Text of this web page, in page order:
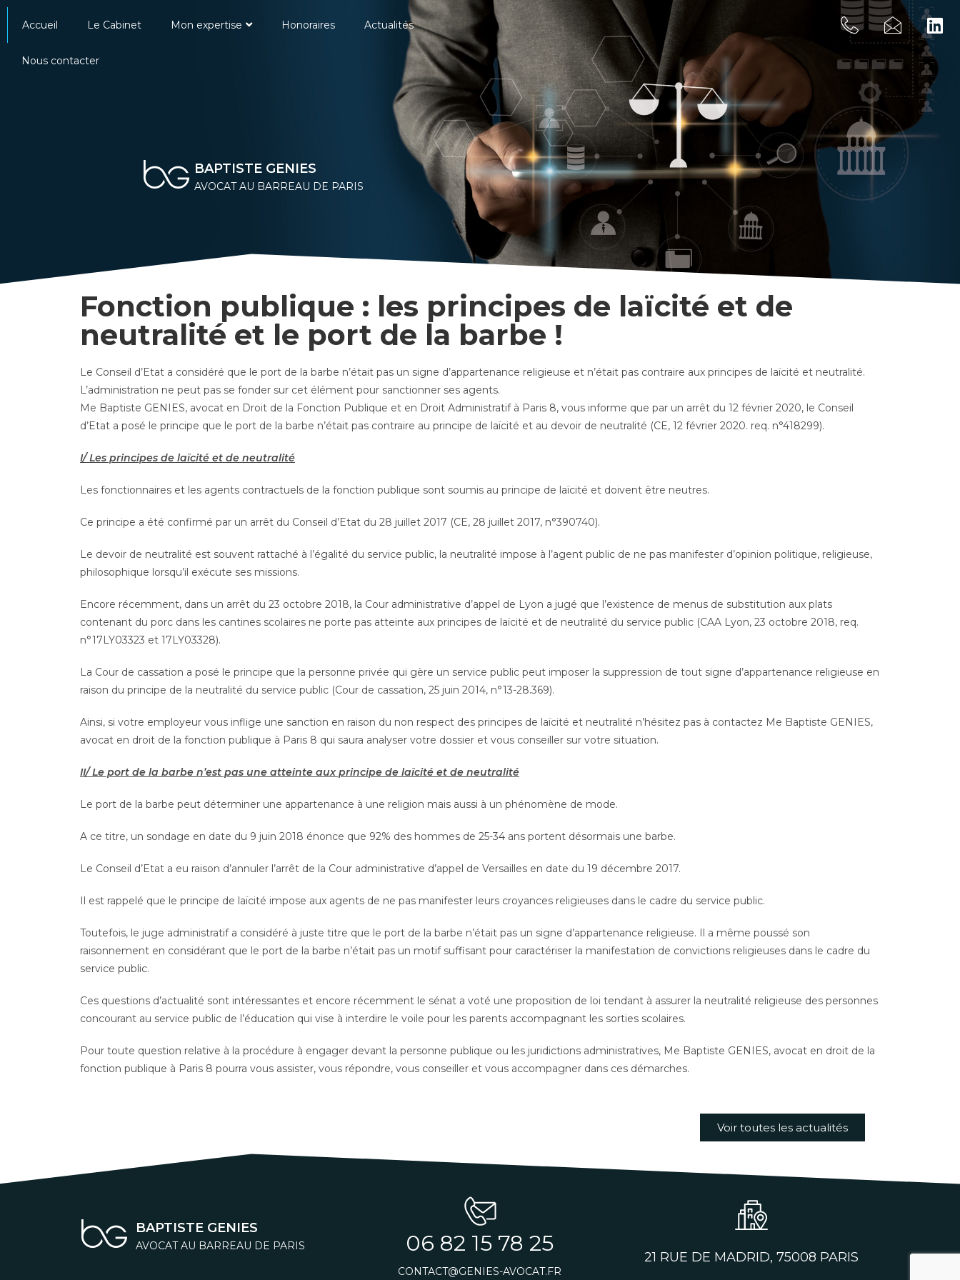
Accueil Le Cabinet Mon expertise Honoraires Actualités
Nous contacter
BAPTISTE GENIES
AVOCAT AU BARREAU DE PARIS
Fonction publique : les principes de laïcité et de
neutralité et le port de la barbe !
Le Conseil d’Etat a considéré que le port de la barbe n’était pas un signe d’appartenance religieuse et n’était pas contraire aux principes de laïcité et neutralité.
L’administration ne peut pas se fonder sur cet élément pour sanctionner ses agents.
Me Baptiste GENIES, avocat en Droit de la Fonction Publique et en Droit Administratif à Paris 8, vous informe que par un arrêt du 12 février 2020, le Conseil
d’Etat a posé le principe que le port de la barbe n’était pas contraire au principe de laïcité et au devoir de neutralité (CE, 12 février 2020. req. n°418299).
I/ Les principes de laïcité et de neutralité
Les fonctionnaires et les agents contractuels de la fonction publique sont soumis au principe de laïcité et doivent être neutres.
Ce principe a été confirmé par un arrêt du Conseil d’Etat du 28 juillet 2017 (CE, 28 juillet 2017, n°390740).
Le devoir de neutralité est souvent rattaché à l’égalité du service public, la neutralité impose à l’agent public de ne pas manifester d’opinion politique, religieuse,
philosophique lorsqu’il exécute ses missions.
Encore récemment, dans un arrêt du 23 octobre 2018, la Cour administrative d’appel de Lyon a jugé que l’existence de menus de substitution aux plats
contenant du porc dans les cantines scolaires ne porte pas atteinte aux principes de laïcité et de neutralité du service public (CAA Lyon, 23 octobre 2018, req.
n°17LY03323 et 17LY03328).
La Cour de cassation a posé le principe que la personne privée qui gère un service public peut imposer la suppression de tout signe d’appartenance religieuse en
raison du principe de la neutralité du service public (Cour de cassation, 25 juin 2014, n°13-28.369).
Ainsi, si votre employeur vous inflige une sanction en raison du non respect des principes de laïcité et neutralité n’hésitez pas à contactez Me Baptiste GENIES,
avocat en droit de la fonction publique à Paris 8 qui saura analyser votre dossier et vous conseiller sur votre situation.
II/ Le port de la barbe n’est pas une atteinte aux principe de laïcité et de neutralité
Le port de la barbe peut déterminer une appartenance à une religion mais aussi à un phénomène de mode.
A ce titre, un sondage en date du 9 juin 2018 énonce que 92% des hommes de 25-34 ans portent désormais une barbe.
Le Conseil d’Etat a eu raison d’annuler l’arrêt de la Cour administrative d’appel de Versailles en date du 19 décembre 2017.
Il est rappelé que le principe de laïcité impose aux agents de ne pas manifester leurs croyances religieuses dans le cadre du service public.
Toutefois, le juge administratif a considéré à juste titre que le port de la barbe n’était pas un signe d’appartenance religieuse. Il a même poussé son
raisonnement en considérant que le port de la barbe n’était pas un motif suffisant pour caractériser la manifestation de convictions religieuses dans le cadre du
service public.
Ces questions d’actualité sont intéressantes et encore récemment le sénat a voté une proposition de loi tendant à assurer la neutralité religieuse des personnes
concourant au service public de l’éducation qui vise à interdire le voile pour les parents accompagnant les sorties scolaires.
Pour toute question relative à la procédure à engager devant la personne publique ou les juridictions administratives, Me Baptiste GENIES, avocat en droit de la
fonction publique à Paris 8 pourra vous assister, vous répondre, vous conseiller et vous accompagner dans ces démarches.
Voir toutes les actualités
BAPTISTE GENIES
AVOCAT AU BARREAU DE PARIS 06 82 15 78 25
CONTACT@GENIES-AVOCAT.FR
21 RUE DE MADRID, 75008 PARIS